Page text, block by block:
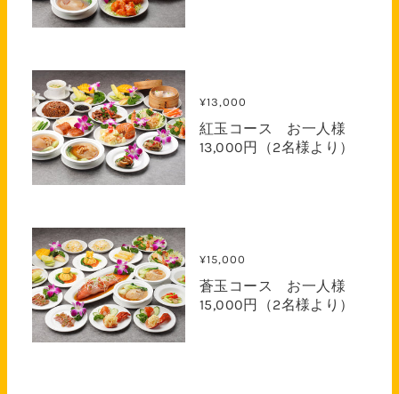
¥13,000
紅玉コース お一人様
13,000円（2名様より）
¥15,000
蒼玉コース お一人様
15,000円（2名様より）